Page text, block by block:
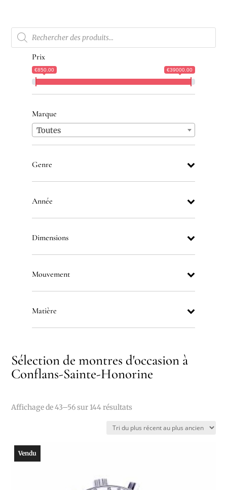
Recherche
de
produits
Prix
€850.00 €39000.00
Marque
Toutes
Genre
Année
Dimensions
Mouvement
Matière
Sélection de montres d'occasion à
Conflans-Sainte-Honorine
Affichage de 43–56 sur 144 résultatsTrié
plus
ancien
Vendu